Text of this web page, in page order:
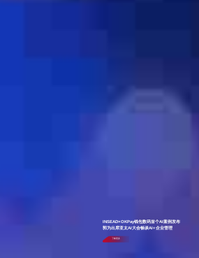
INSEAD×OKPay钱包数码首个AI案例发布
郭为出席亚太AI大会畅谈AI+企业管理
了解更多